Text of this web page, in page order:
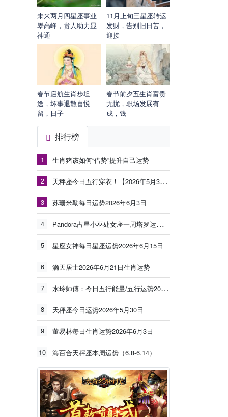
未来两月四星座事业
攀高峰，贵人助力显
神通
11月上旬三星座转运
发财，告别旧日苦，
迎接
春节启航生肖步坦
途，坏事退散喜悦
留，日子
春节前夕五生肖富贵
无忧，职场发展有
成，钱
排行榜
1 生肖猪该如何“借势”提升自己运势
2 天秤座今日五行穿衣！【2026年5月30日】
3 苏珊米勒每日运势2026年6月3日
4 Pandora占星小巫处女座一周塔罗运势（6.8-6.14）
5 星座女神每日星座运势2026年6月15日
6 滴天居士2026年6月21日生肖运势
7 水玲师傅：今日五行能量/五行运势2026年5月25日
8 天秤座今日运势2026年5月30日
9 董易林每日生肖运势2026年6月3日
10 海百合天秤座本周运势（6.8-6.14）